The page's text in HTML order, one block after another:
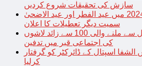
سازش کی تحقیقات شروع کردیں
متحدہ عرب امارات: 2024 میں عید الفطر اور عید الاضحیٰ
سمیت دیگر تعطیلات کا اعلان
غزہ کے الشفاء اسپتال سے ملنے والی 100 سے زائد لاشوں
کی اجتماعی قبر میں تدفین
الشفا اسپتال کے ڈائرکٹر کو گرفتار
کرلیا